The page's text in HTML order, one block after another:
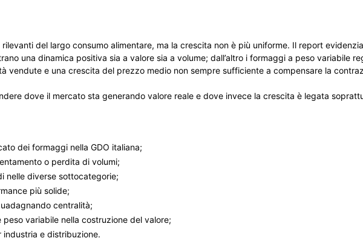
del largo consumo alimentare, ma la crescita non è più uniforme. Il report
una dinamica positiva sia a valore sia a volume; dall’altro i formaggi a peso variabile
vendute e una crescita del prezzo medio non sempre sufficiente a compensare la
dove il mercato sta generando valore reale e dove invece la crescita è legata
dei formaggi nella GDO italiana;
o perdita di volumi;
nelle diverse sottocategorie;
più solide;
centralità;
variabile nella costruzione del valore;
e distribuzione.